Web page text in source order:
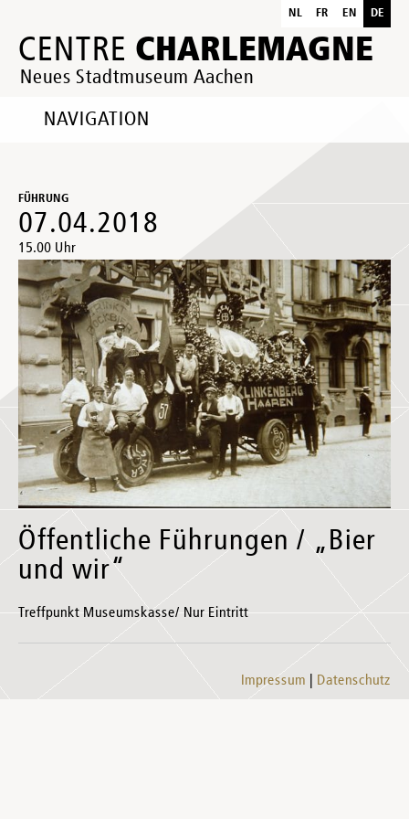
CENTRE CHARLEMAGNE
Neues Stadtmuseum Aachen
NL FR EN DE
NAVIGATION
FÜHRUNG
07.04.2018
15.00 Uhr
Öffentliche Führungen / „Bier
und wir“
Treffpunkt Museumskasse/ Nur Eintritt
Impressum Datenschutz